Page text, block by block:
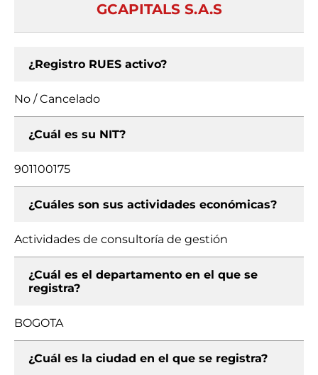
GCAPITALS S.A.S
¿Registro RUES activo?
No / Cancelado
¿Cuál es su NIT?
901100175
¿Cuáles son sus actividades económicas?
Actividades de consultoría de gestión
¿Cuál es el departamento en el que se
registra?
BOGOTA
¿Cuál es la ciudad en el que se registra?